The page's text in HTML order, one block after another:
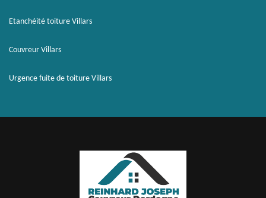
Etanchéité toiture Villars
Couvreur Villars
Urgence fuite de toiture Villars